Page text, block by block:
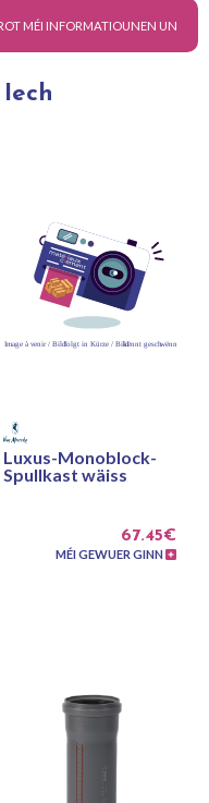
MÉI INFORMATIOUNEN UN
Luxus-Monoblock-
Spullkast wäiss
67.45€
MÉI GEWUER GINN